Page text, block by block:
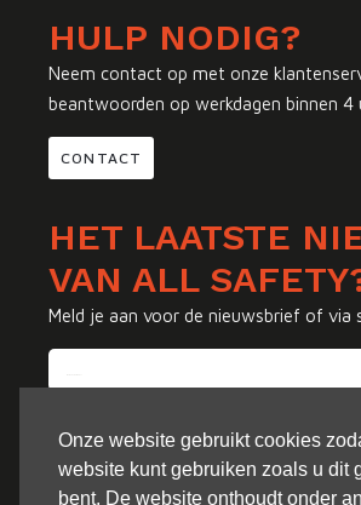
Onze website gebruikt cookies
website kunt gebruiken zoals u dit
bent. De website onthoudt onder
HULP NODIG?
Neem contact op met onze
beantwoorden op werkdagen binnen 4
CONTACT
HET LAATSTE
VAN ALL
Meld je aan voor de nieuwsbrief of via